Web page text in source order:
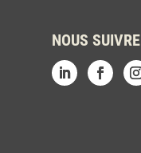
NOUS SUIVRE